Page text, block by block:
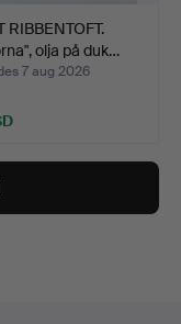
RIBBENTOFT.
olja på duk…
7 aug 2026